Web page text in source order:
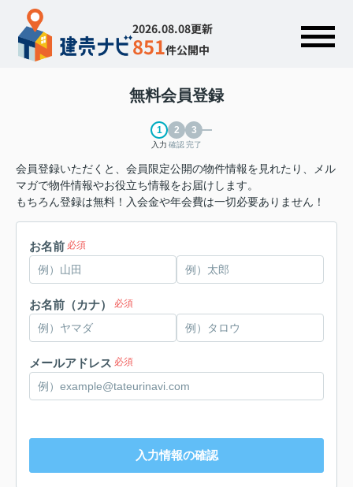
2026.08.08更新
851件公開中
無料会員登録
入力 確認完了
会員登録いただくと、会員限定公開の物件情報を見れたり、メル
マガで物件情報やお役立ち情報をお届けします。
もちろん登録は無料！入会金や年会費は一切必要ありません！
お名前 必須
お名前（カナ） 必須
メールアドレス 必須
入力情報の確認